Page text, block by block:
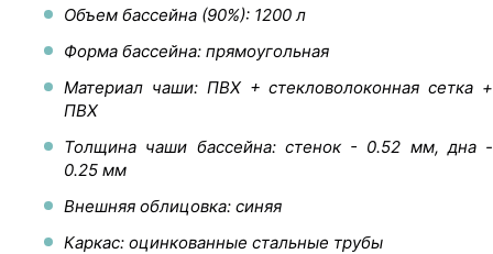
Объем бассейна (90%): 1200 л
Форма бассейна: прямоугольная
Материал чаши: ПВХ + стекловолоконная сетка +
ПВХ
Толщина чаши бассейна: стенок - 0.52 мм, дна -
0.25 мм
Внешняя облицовка: синяя
Каркас: оцинкованные стальные трубы